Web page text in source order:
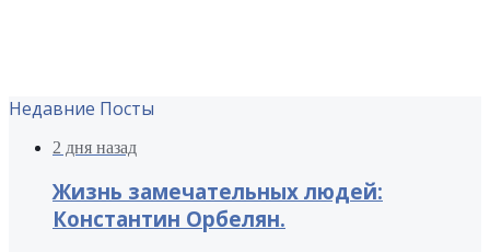
Недавние Посты
2 дня назад
Жизнь замечательных людей:
Константин Орбелян.